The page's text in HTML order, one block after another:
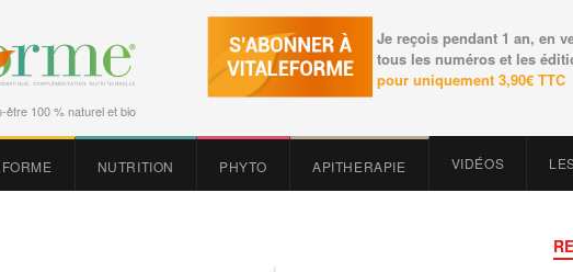
être 100 % naturel et bio
Je reçois pendant 1 an, en
tous les numéros et les
pour uniquement 3,90€ TTC
FORME NUTRITION PHYTO APITHERAPIE VIDÉOS